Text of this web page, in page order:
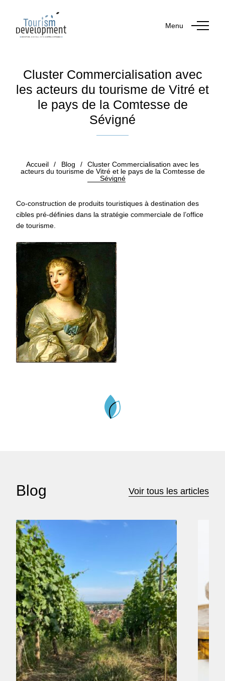
Menu
Cluster Commercialisation avec
les acteurs du tourisme de Vitré et
le pays de la Comtesse de
Sévigné
Accueil / Blog /
Cluster Commercialisation avec les
acteurs du tourisme de Vitré et le pays de la Comtesse de
Sévigné
Co-construction de produits touristiques à destination des
cibles pré-définies dans la stratégie commerciale de l’office
de tourisme.
Blog Voir tous les articles